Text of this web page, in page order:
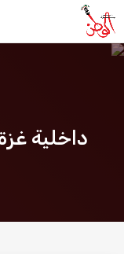
داخلية